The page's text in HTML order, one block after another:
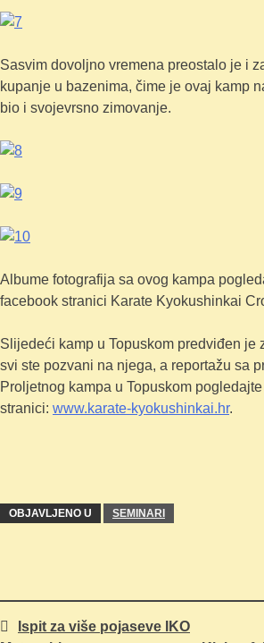
Sasvim dovoljno vremena preostalo je i
kupanje u bazenima, čime je ovaj kamp
bio i svojevrsno zimovanje.
Albume fotografija sa ovog kampa
facebook stranici Karate Kyokushinkai
Slijedeći kamp u Topuskom predviđen je
svi ste pozvani na njega, a reportažu sa
Proljetnog kampa u Topuskom
stranici: www.karate-kyokushinkai.hr.
OBJAVLJENO U SEMINARI
Ispit za više pojaseve IKO